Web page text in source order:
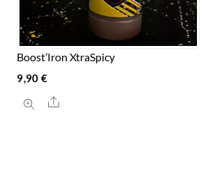
Boost’Iron XtraSpicy
9,90 €
Share